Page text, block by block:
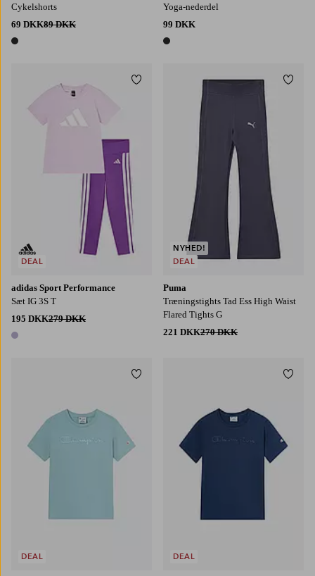
Cykelshorts
69 DKK89 DKK
1 farve
Yoga-nederdel
99 DKK
1 farve
adidas Sport Performance
Sæt IG 3S T
195 DKK279 DKK
1 farve
DEAL
Tilføj til favoritter
Puma
Træningstights Tad Ess High Waist
Flared Tights G
221 DKK270 DKK
NYHED!
DEAL
DEAL
Tilføj til favoritter
DEAL